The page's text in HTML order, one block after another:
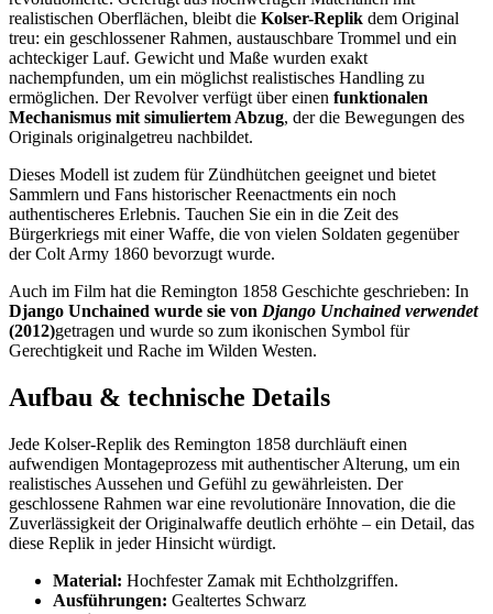
realistischen Oberflächen, bleibt die Kolser-Replik dem Original
treu: ein geschlossener Rahmen, austauschbare Trommel und ein
achteckiger Lauf. Gewicht und Maße wurden exakt
nachempfunden, um ein möglichst realistisches Handling zu
ermöglichen. Der Revolver verfügt über einen funktionalen
Mechanismus mit simuliertem Abzug, der die Bewegungen des
Originals originalgetreu nachbildet.
Dieses Modell ist zudem für Zündhütchen geeignet und bietet
Sammlern und Fans historischer Reenactments ein noch
authentischeres Erlebnis. Tauchen Sie ein in die Zeit des
Bürgerkriegs mit einer Waffe, die von vielen Soldaten gegenüber
der Colt Army 1860 bevorzugt wurde.
Auch im Film hat die Remington 1858 Geschichte geschrieben: In
Django Unchained wurde sie von Django Unchained verwendet
(2012)getragen und wurde so zum ikonischen Symbol für
Gerechtigkeit und Rache im Wilden Westen.
Aufbau & technische Details
Jede Kolser-Replik des Remington 1858 durchläuft einen
aufwendigen Montageprozess mit authentischer Alterung, um ein
realistisches Aussehen und Gefühl zu gewährleisten. Der
geschlossene Rahmen war eine revolutionäre Innovation, die die
Zuverlässigkeit der Originalwaffe deutlich erhöhte – ein Detail, das
diese Replik in jeder Hinsicht würdigt.
Material: Hochfester Zamak mit Echtholzgriffen.
Ausführungen: Gealtertes Schwarz